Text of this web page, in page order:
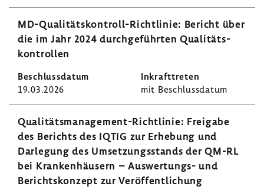
MD-​Qualitätskontroll-Richtlinie: Bericht über
die im Jahr 2024 durch­ge­führten Quali­täts­
kon­trollen
19.03.2026 mit Beschluss­datum
Qualitätsmanagement-​Richtlinie: Frei­gabe
des Berichts des IQTIG zur Erhe­bung und
Darle­gung des Umset­zungs­stands der QM-RL
bei Kran­ken­häu­sern – Auswertungs-​ und
Berichts­kon­zept zur Veröf­fent­li­chung